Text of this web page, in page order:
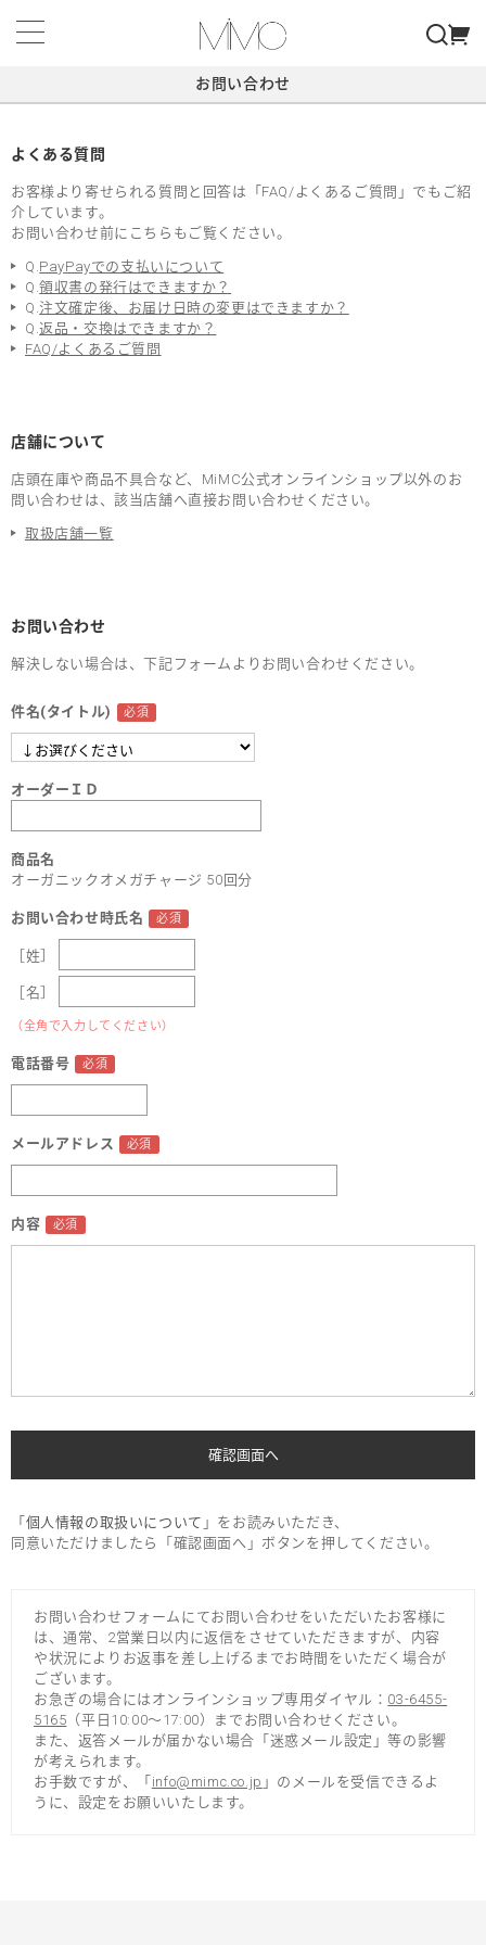
お問い合わせ
よくある質問
お客様より寄せられる質問と回答は「FAQ/よくあるご質問」でもご紹
介しています。
お問い合わせ前にこちらもご覧ください。
Q.PayPayでの支払いについて
Q.領収書の発行はできますか？
Q.注文確定後、お届け日時の変更はできますか？
Q.返品・交換はできますか？
FAQ/よくあるご質問
店舗について
店頭在庫や商品不具合など、MiMC公式オンラインショップ以外のお
問い合わせは、該当店舗へ直接お問い合わせください。
取扱店舗一覧
お問い合わせ
解決しない場合は、下記フォームよりお問い合わせください。
件名(タイトル)
オーダーＩＤ
商品名
オーガニックオメガチャージ 50回分
お問い合わせ時氏名
［姓］
［名］
（全角で入力してください）
電話番号
メールアドレス
内容
「 個人情報の取扱いについて 」をお読みいただき、
同意いただけましたら「確認画面へ」ボタンを押してください。
お問い合わせフォームにてお問い合わせをいただいたお客様に
は、通常、2営業日以内に返信をさせていただきますが、内容
や状況によりお返事を差し上げるまでお時間をいただく場合が
ございます。
お急ぎの場合にはオンラインショップ専用ダイヤル： 03-6455-
5165 （平日10:00～17:00）までお問い合わせください。
また、返答メールが届かない場合「迷惑メール設定」等の影響
が考えられます。
お手数ですが、「 info@mimc.co.jp 」のメールを受信できるよ
うに、設定をお願いいたします。